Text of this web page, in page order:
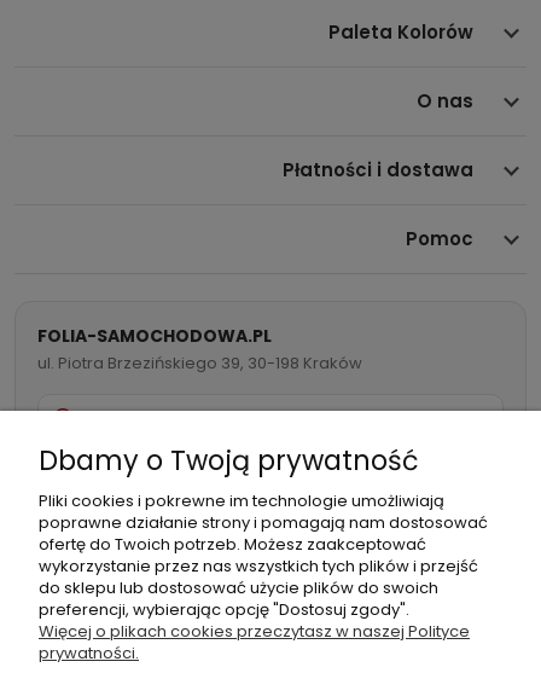
Paleta Kolorów
O nas
Płatności i dostawa
Pomoc
FOLIA-SAMOCHODOWA.PL
ul. Piotra Brzezińskiego 39, 30-198 Kraków
732 082 998
info@folia-samochodowa.pl
Podmiot
odpowiedzialny:
Folia samochodowa Zachariasz
Sp.k.
Dbamy o Twoją prywatność
Pliki cookies i pokrewne im technologie umożliwiają
poprawne działanie strony i pomagają nam dostosować
ofertę do Twoich potrzeb. Możesz zaakceptować
wykorzystanie przez nas wszystkich tych plików i przejść
do sklepu lub dostosować użycie plików do swoich
preferencji, wybierając opcję "Dostosuj zgody".
Więcej o plikach cookies przeczytasz w naszej Polityce
prywatności.